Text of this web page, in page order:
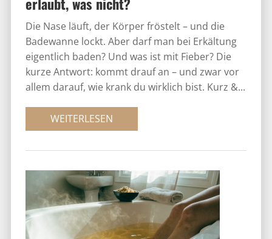
Die Nase läuft, der Körper fröstelt – und die
Badewanne lockt. Aber darf man bei Erkältung
eigentlich baden? Und was ist mit Fieber? Die
kurze Antwort: kommt drauf an – und zwar vor
allem darauf, wie krank du wirklich bist. Kurz &...
WEITERLESEN